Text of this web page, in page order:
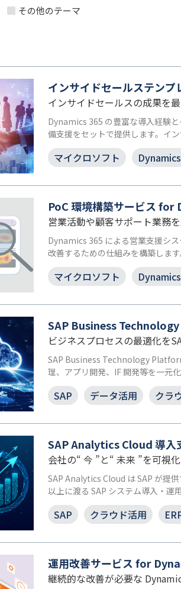
その他のテーマ
インサイドセールステン
インサイドセールスの成果を
Dynamics 365 の豊富な導入経験
備支援をセットで提供します。イ
マイクロソフト
PoC 環境構築サービス for
営業活動や顧客サポート業務
Dynamics 365 による営業支援シ
改善するための仕組みを構築しま
マイクロソフト
SAP Business
ビジネスプロセスの最適化を
SAP Business Technology
理、アプリ開発、IF 開発等を一元
SAP データ活用 クラ
SAP Analytics Cloud 導入
会社の“ 今 ”と“ 未来 ”を可視
SAP Analytics Cloud は SAP が提
以上に渡る SAP システム導入・運
SAP クラウド活用
運用改善サービス for
継続的な改善が必要な